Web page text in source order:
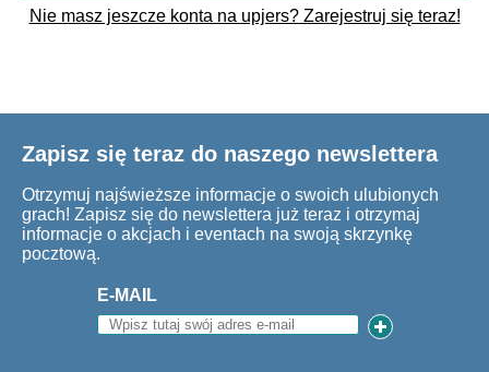
Nie masz jeszcze konta na upjers? Zarejestruj się teraz!
Zapisz się teraz do naszego newslettera
Otrzymuj najświeższe informacje o swoich ulubionych
grach! Zapisz się do newslettera już teraz i otrzymaj
informacje o akcjach i eventach na swoją skrzynkę
pocztową.
E-MAIL